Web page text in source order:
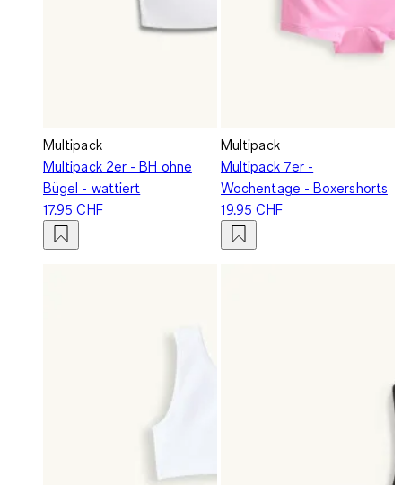
Multipack
Multipack 2er - BH ohne
Bügel - wattiert
17.95 CHF
Multipack
Multipack 7er -
Wochentage - Boxershorts
19.95 CHF